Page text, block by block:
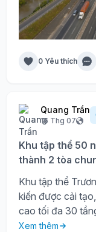
0 Yêu thích
Quang Trần
16 Thg 07
Khu tập thể 50
thành 2 tòa
Khu tập thể
kiến được cải
cao tối đa 30
Xem thêm